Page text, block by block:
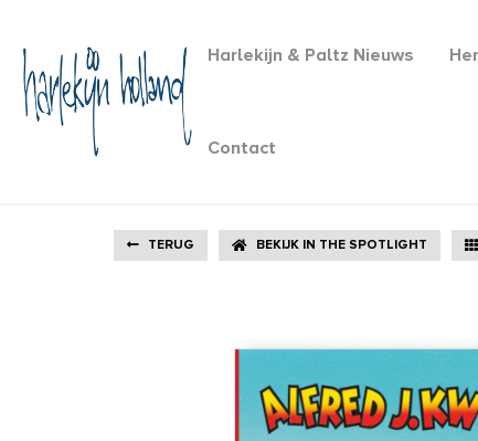
Harlekijn & Paltz Nieuws
Contact
TERUG BEKIJK IN THE SPOTLIGHT